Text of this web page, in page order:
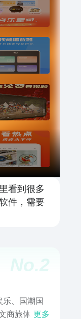
看到很多
件，需要
No.2
、国潮国
商旅体 更多